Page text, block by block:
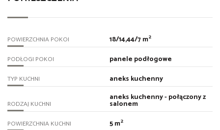
POWIERZCHNIA POKOI 18/14,44/7 m2
PODŁOGI POKOI panele podłogowe
TYP KUCHNI aneks kuchenny
RODZAJ KUCHNI
aneks kuchenny - połączony z
salonem
POWIERZCHNIA KUCHNI 5 m2